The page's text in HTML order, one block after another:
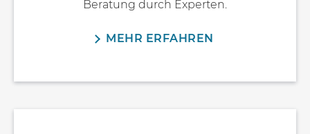
Beratung durch Experten.
MEHR ERFAHREN